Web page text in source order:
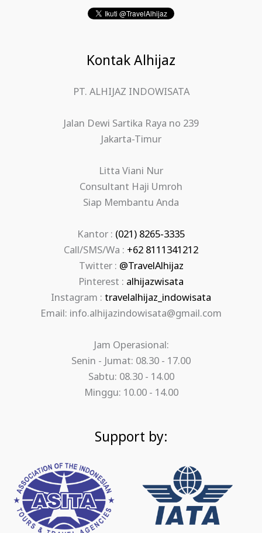
Kontak Alhijaz
PT. ALHIJAZ INDOWISATA
Jalan Dewi Sartika Raya no 239
Jakarta-Timur
Litta Viani Nur
Consultant Haji Umroh
Siap Membantu Anda
Kantor : (021) 8265-3335
Call/SMS/Wa : +62 8111341212
Twitter : @TravelAlhijaz
Pinterest : alhijazwisata
Instagram : travelalhijaz_indowisata
Email: info.alhijazindowisata@gmail.com
Jam Operasional:
Senin - Jumat: 08.30 - 17.00
Sabtu: 08.30 - 14.00
Minggu: 10.00 - 14.00
Support by: